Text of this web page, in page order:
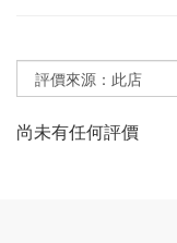
尚未有任何評價